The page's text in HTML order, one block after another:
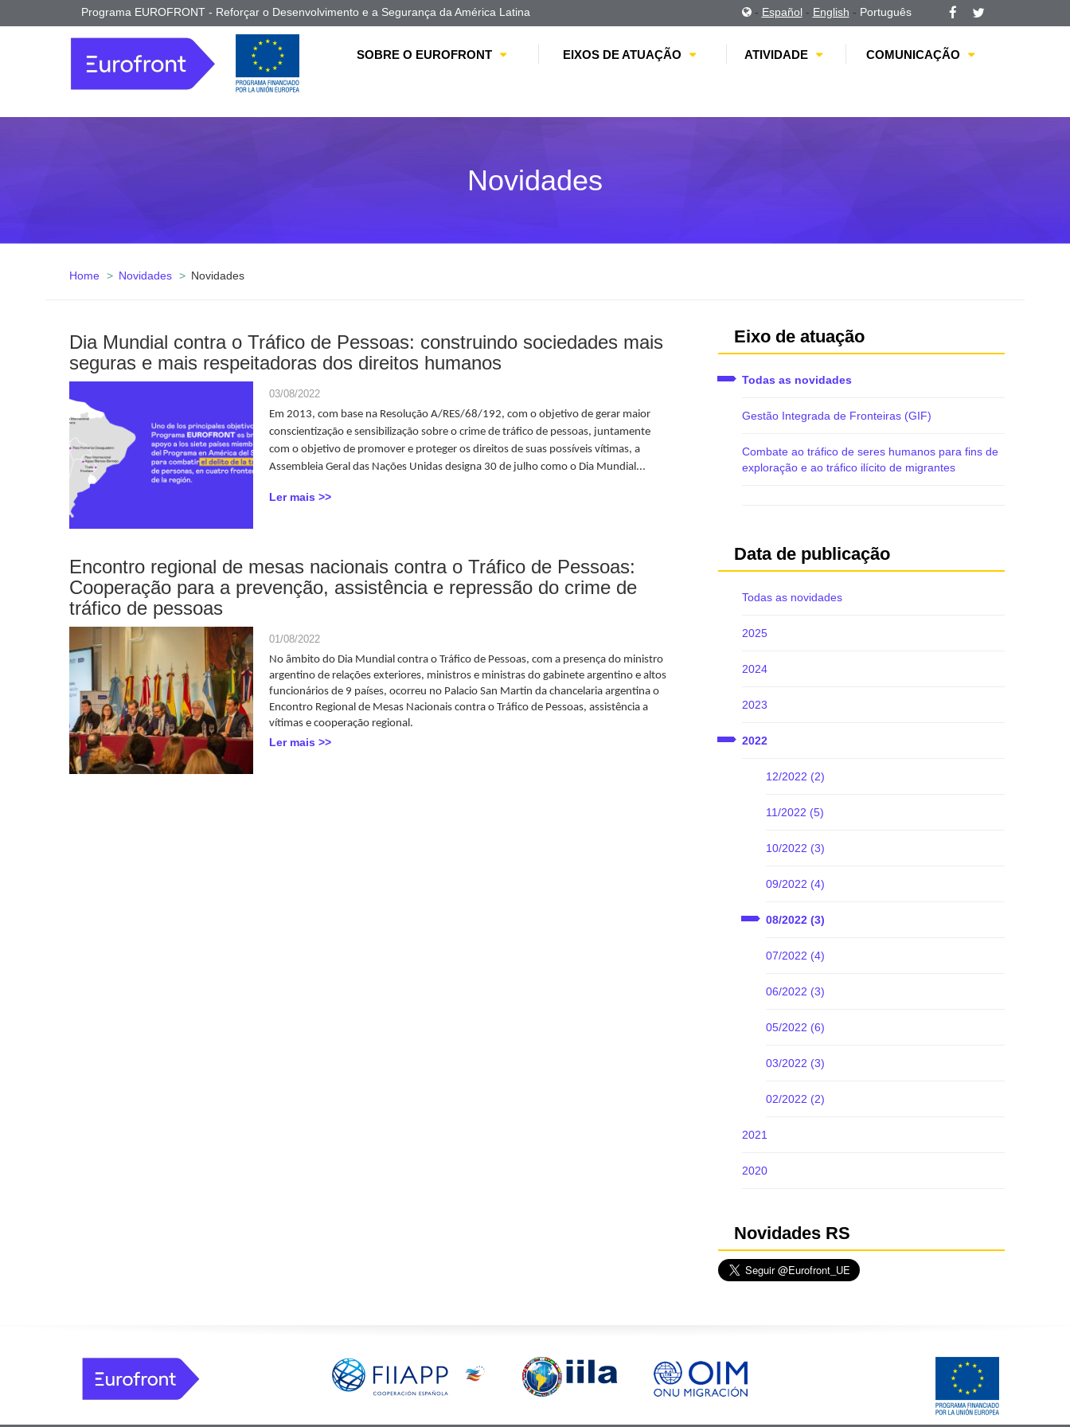
Programa EUROFRONT - Reforçar o Desenvolvimento e a Segurança da América Latina - Español - English - Português
SOBRE O EUROFRONT EIXOS DE ATUAÇÃO ATIVIDADE COMUNICAÇÃO
Novidades
Home Novidades Novidades
Dia Mundial contra o Tráfico de Pessoas: construindo sociedades mais
seguras e mais respeitadoras dos direitos humanos
03/08/2022
Em 2013, com base na Resolução A/RES/68/192, com o objetivo de gerar maior
conscientização e sensibilização sobre o crime de tráfico de pessoas, juntamente
com o objetivo de promover e proteger os direitos de suas possíveis vítimas, a
Assembleia Geral das Nações Unidas designa 30 de julho como o Dia Mundial...
Ler mais >>
Encontro regional de mesas nacionais contra o Tráfico de Pessoas:
Cooperação para a prevenção, assistência e repressão do crime de
tráfico de pessoas
01/08/2022
No âmbito do Dia Mundial contra o Tráfico de Pessoas, com a presença do ministro
argentino de relações exteriores, ministros e ministras do gabinete argentino e altos
funcionários de 9 países, ocorreu no Palacio San Martin da chancelaria argentina o
Encontro Regional de Mesas Nacionais contra o Tráfico de Pessoas, assistência a
vítimas e cooperação regional.
Ler mais >>
Eixo de atuação
Todas as novidades
Gestão Integrada de Fronteiras (GIF)
Combate ao tráfico de seres humanos para fins de
exploração e ao tráfico ilícito de migrantes
Data de publicação
Todas as novidades
2025
2024
2023
2022
12/2022 (2)
11/2022 (5)
10/2022 (3)
09/2022 (4)
08/2022 (3)
07/2022 (4)
06/2022 (3)
05/2022 (6)
03/2022 (3)
02/2022 (2)
2021
2020
Novidades RS